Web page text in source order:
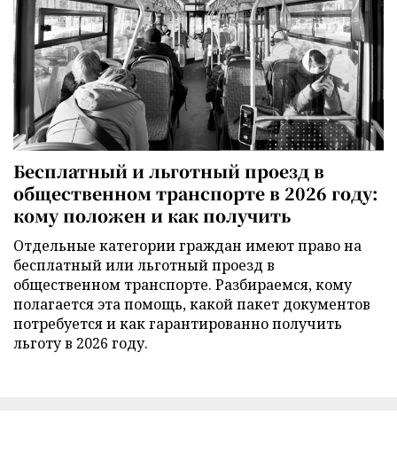
Бесплатный и льготный проезд в
общественном транспорте в 2026 году:
кому положен и как получить
Отдельные категории граждан имеют право на
бесплатный или льготный проезд в
общественном транспорте. Разбираемся, кому
полагается эта помощь, какой пакет документов
потребуется и как гарантированно получить
льготу в 2026 году.